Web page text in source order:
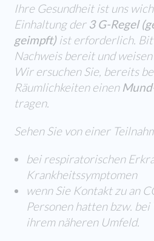
Ihre Gesundheit ist uns
Einhaltung der 3 G-Regel
geimpft) ist erforderlich.
Nachweis bereit und weisen
Wir ersuchen Sie, bereits
Räumlichkeiten einen
tragen.
Sehen Sie von einer
bei respiratorischen
Krankheitssymptomen
wenn Sie Kontakt zu an
Personen hatten bzw.
ihrem näheren Umfeld.